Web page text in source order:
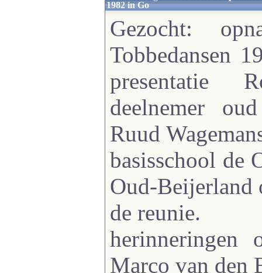
1982 in Go
Gezocht:
Tobbedansen
presentatie
deelnemer
Ruud
basisschool de
Oud-Beijerland
de reunie.
herinneringen
Marco van den